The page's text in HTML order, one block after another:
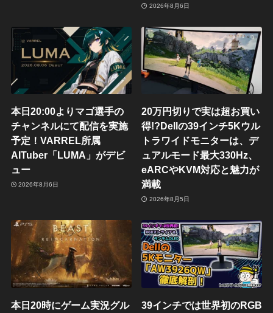
2026年8月6日
本日20:00よりマゴ選手の
チャンネルにて配信を実施
予定！VARREL所属
AITuber「LUMA」がデビ
ュー
2026年8月6日
20万円切りで実は超お買い
得!?Dellの39インチ5Kウル
トラワイドモニターは、デ
ュアルモード最大330Hz、
eARCやKVM対応と魅力が
満載
2026年8月5日
本日20時にゲーム実況グル
39インチでは世界初のRGB